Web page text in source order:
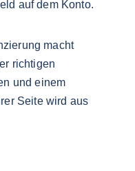
auf dem Konto.
macht
richtigen
und einem
Seite wird aus